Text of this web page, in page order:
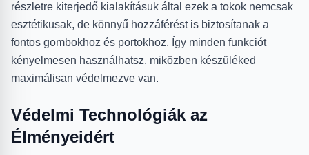
részletre kiterjedő kialakításuk által ezek a tokok nemcsak
esztétikusak, de könnyű hozzáférést is biztosítanak a
fontos gombokhoz és portokhoz. Így minden funkciót
kényelmesen használhatsz, miközben készüléked
maximálisan védelmezve van.
Védelmi Technológiák az
Élményeidért